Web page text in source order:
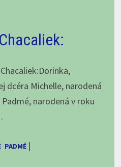
dcéra Michelle, narodená
narodená v roku
, PADMÉ |